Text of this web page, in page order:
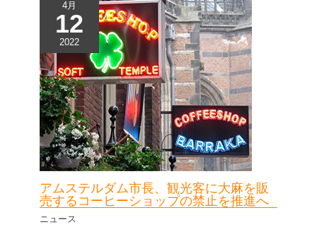
4月
12
2022
アムステルダム市長、観光客に大麻を販
売するコーヒーショップの禁止を推進へ
ニュース